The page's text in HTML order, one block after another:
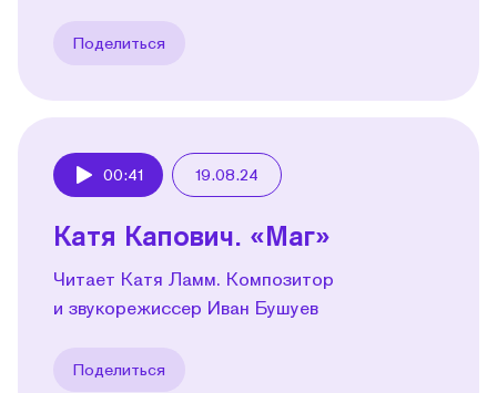
Поделиться
00:41 19.08.24
Катя Капович. «Маг»
Читает Катя Ламм. Композитор
и звукорежиссер Иван Бушуев
Поделиться